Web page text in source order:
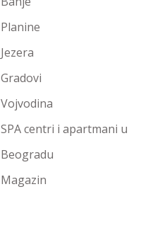
Planine
Jezera
Gradovi
Vojvodina
SPA centri i apartmani u
Beogradu
Magazin